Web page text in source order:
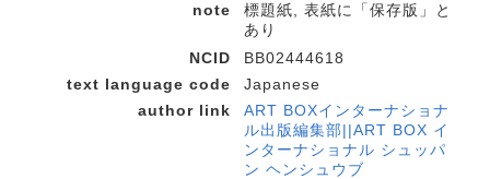
note
標題紙, 表紙に「保存版」と
あり
NCID
BB02444618
text language code
Japanese
author link
ART BOXインターナショナ
ル出版編集部||ART BOX イ
ンターナショナル シュッパ
ン ヘンシュウブ